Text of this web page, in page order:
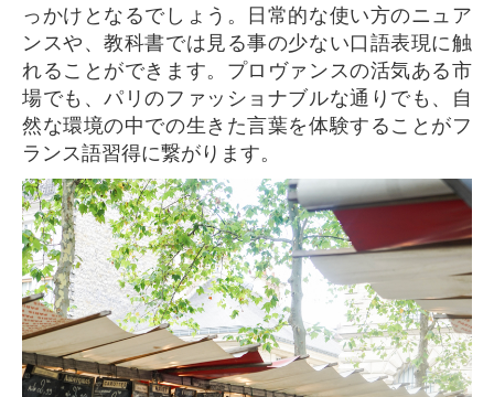
っかけとなるでしょう。日常的な使い方のニュア
ンスや、教科書では見る事の少ない口語表現に触
れることができます。プロヴァンスの活気ある市
場でも、パリのファッショナブルな通りでも、自
然な環境の中での生きた言葉を体験することがフ
ランス語習得に繋がります。